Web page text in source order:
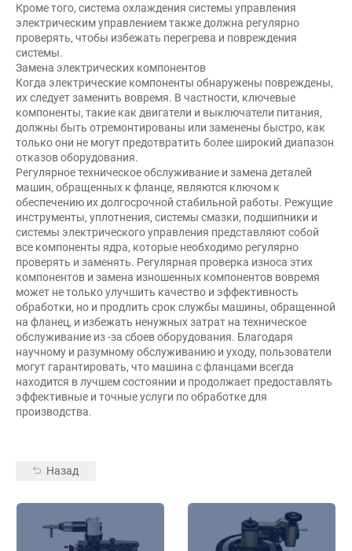
Кроме того, система охлаждения системы управления
электрическим управлением также должна регулярно
проверять, чтобы избежать перегрева и повреждения
системы.
Замена электрических компонентов
Когда электрические компоненты обнаружены повреждены,
их следует заменить вовремя. В частности, ключевые
компоненты, такие как двигатели и выключатели питания,
должны быть отремонтированы или заменены быстро, как
только они не могут предотвратить более широкий диапазон
отказов оборудования.
Регулярное техническое обслуживание и замена деталей
машин, обращенных к фланце, являются ключом к
обеспечению их долгосрочной стабильной работы. Режущие
инструменты, уплотнения, системы смазки, подшипники и
системы электрического управления представляют собой
все компоненты ядра, которые необходимо регулярно
проверять и заменять. Регулярная проверка износа этих
компонентов и замена изношенных компонентов вовремя
может не только улучшить качество и эффективность
обработки, но и продлить срок службы машины, обращенной
на фланец, и избежать ненужных затрат на техническое
обслуживание из -за сбоев оборудования. Благодаря
научному и разумному обслуживанию и уходу, пользователи
могут гарантировать, что машина с фланцами всегда
находится в лучшем состоянии и продолжает предоставлять
эффективные и точные услуги по обработке для
производства.
Назад